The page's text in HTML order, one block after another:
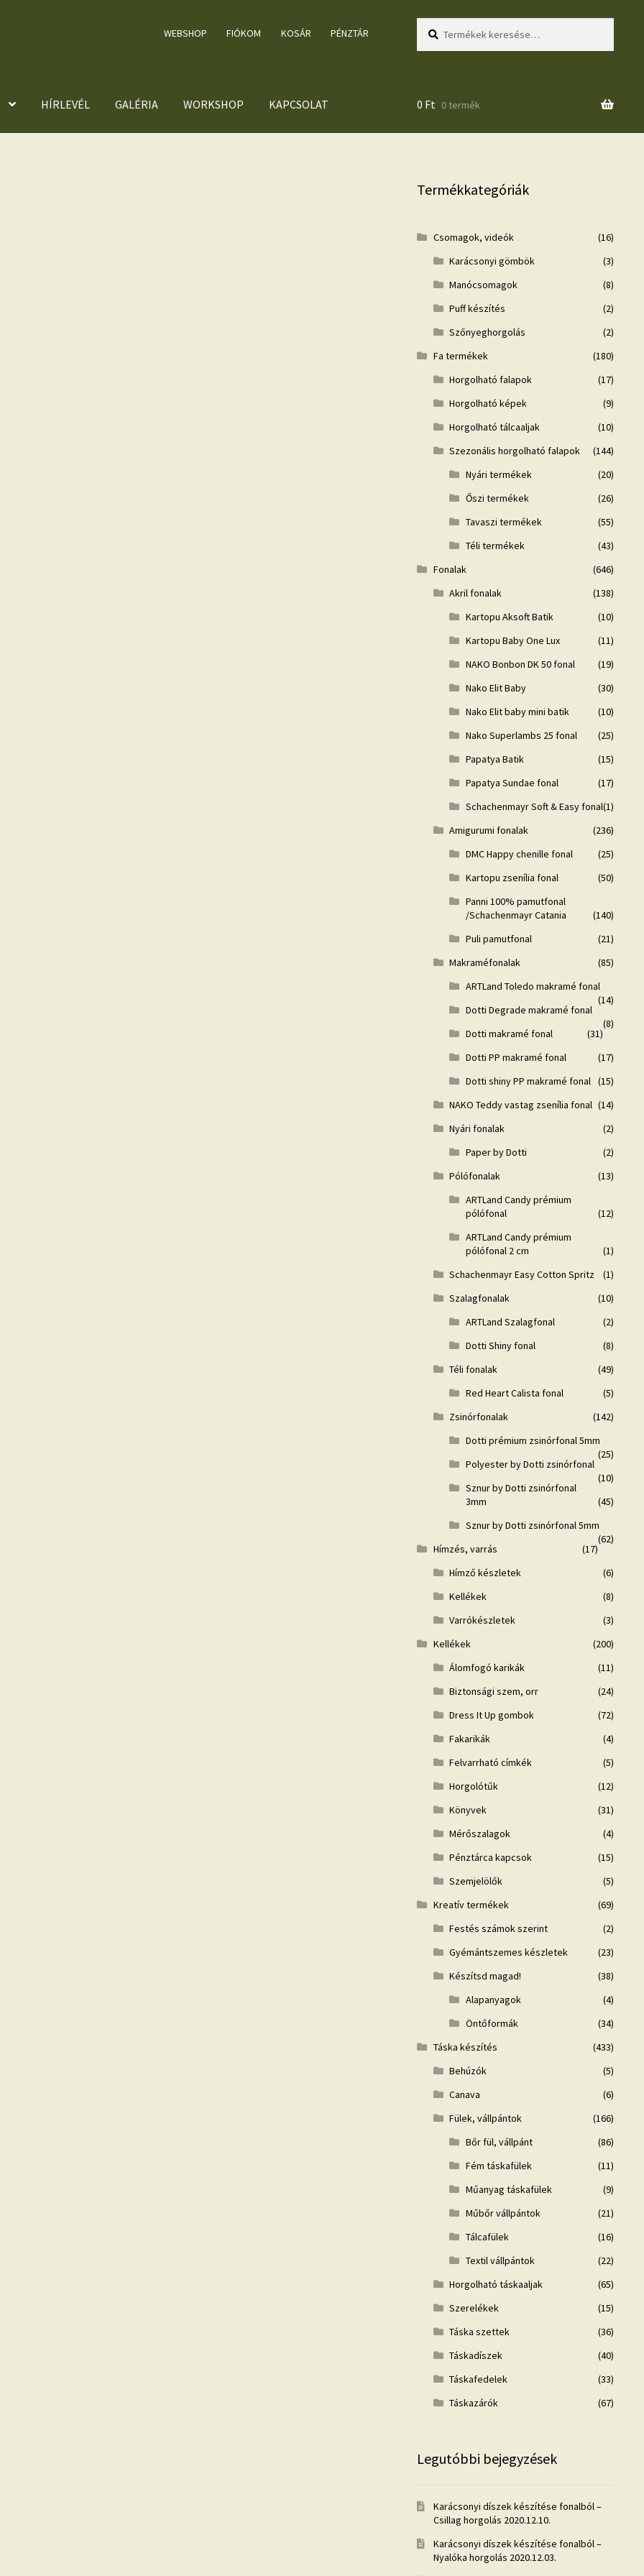
WEBSHOP FIÓKOM KOSÁR PÉNZTÁR
HÍRLEVÉL GALÉRIA WORKSHOP KAPCSOLAT 0 Ft 0 termék
Termékkategóriák
Csomagok, videók
(16)
Karácsonyi gömbök
(3)
Manócsomagok
(8)
Puff készítés
(2)
Szőnyeghorgolás
(2)
Fa termékek
(180)
Horgolható falapok
(17)
Horgolható képek
(9)
Horgolható tálcaaljak
(10)
Szezonális horgolható falapok
(144)
Nyári termékek
(20)
Őszi termékek
(26)
Tavaszi termékek
(55)
Téli termékek
(43)
Fonalak
(646)
Akril fonalak
(138)
Kartopu Aksoft Batik
(10)
Kartopu Baby One Lux
(11)
NAKO Bonbon DK 50 fonal
(19)
Nako Elit Baby
(30)
Nako Elit baby mini batik
(10)
Nako Superlambs 25 fonal
(25)
Papatya Batik
(15)
Papatya Sundae fonal
(17)
Schachenmayr Soft & Easy fonal(1)
Amigurumi fonalak
(236)
DMC Happy chenille fonal
(25)
Kartopu zsenília fonal
(50)
Panni 100% pamutfonal
/Schachenmayr Catania
(140)
Puli pamutfonal
(21)
Makraméfonalak
(85)
ARTLand Toledo makramé fonal
(14)
Dotti Degrade makramé fonal
(8)
Dotti makramé fonal
(31)
Dotti PP makramé fonal
(17)
Dotti shiny PP makramé fonal (15)
NAKO Teddy vastag zsenília fonal (14)
Nyári fonalak
(2)
Paper by Dotti
(2)
Pólófonalak
(13)
ARTLand Candy prémium
pólófonal
(12)
ARTLand Candy prémium
pólófonal 2 cm
(1)
Schachenmayr Easy Cotton Spritz
(1)
Szalagfonalak
(10)
ARTLand Szalagfonal
(2)
Dotti Shiny fonal
(8)
Téli fonalak
(49)
Red Heart Calista fonal
(5)
Zsinórfonalak
(142)
Dotti prémium zsinórfonal 5mm
(25)
Polyester by Dotti zsinórfonal
(10)
Sznur by Dotti zsinórfonal
3mm
(45)
Sznur by Dotti zsinórfonal 5mm
(62)
Hímzés, varrás
(17)
Hímző készletek
(6)
Kellékek
(8)
Varrókészletek
(3)
Kellékek
(200)
Álomfogó karikák
(11)
Biztonsági szem, orr
(24)
Dress It Up gombok
(72)
Fakarikák
(4)
Felvarrható címkék
(5)
Horgolótűk
(12)
Könyvek
(31)
Mérőszalagok
(4)
Pénztárca kapcsok
(15)
Szemjelölők
(5)
Kreatív termékek
(69)
Festés számok szerint
(2)
Gyémántszemes készletek
(23)
Készítsd magad!
(38)
Alapanyagok
(4)
Öntőformák
(34)
Táska készítés
(433)
Behúzók
(5)
Canava
(6)
Fülek, vállpántok
(166)
Bőr fül, vállpánt
(86)
Fém táskafülek
(11)
Műanyag táskafülek
(9)
Műbőr vállpántok
(21)
Tálcafülek
(16)
Textil vállpántok
(22)
Horgolható táskaaljak
(65)
Szerelékek
(15)
Táska szettek
(36)
Táskadíszek
(40)
Táskafedelek
(33)
Táskazárók
(67)
Legutóbbi bejegyzések
Karácsonyi díszek készítése fonalból –
Csillag horgolás 2020.12.10.
Karácsonyi díszek készítése fonalból –
Nyalóka horgolás 2020.12.03.